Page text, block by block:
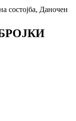
состојба, Даночен